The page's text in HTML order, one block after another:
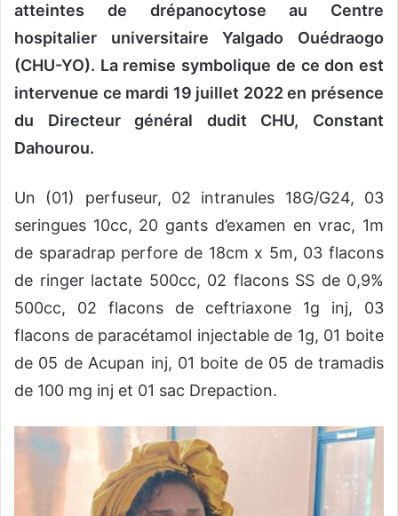
atteintes de drépanocytose au Centre
hospitalier universitaire Yalgado Ouédraogo
(CHU-YO). La remise symbolique de ce don est
intervenue ce mardi 19 juillet 2022 en présence
du Directeur général dudit CHU, Constant
Dahourou.
Un (01) perfuseur, 02 intranules 18G/G24, 03
seringues 10cc, 20 gants d’examen en vrac, 1m
de sparadrap perfore de 18cm x 5m, 03 flacons
de ringer lactate 500cc, 02 flacons SS de 0,9%
500cc, 02 flacons de ceftriaxone 1g inj, 03
flacons de paracétamol injectable de 1g, 01 boite
de 05 de Acupan inj, 01 boite de 05 de tramadis
de 100 mg inj et 01 sac Drepaction.